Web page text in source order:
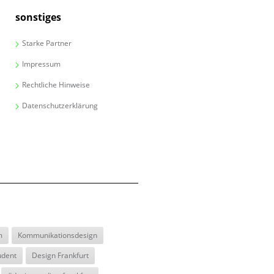
sonstiges
Starke Partner
Impressum
Rechtliche Hinweise
Datenschutzerklärung
Kommunikationsdesign
Design Frankfurt